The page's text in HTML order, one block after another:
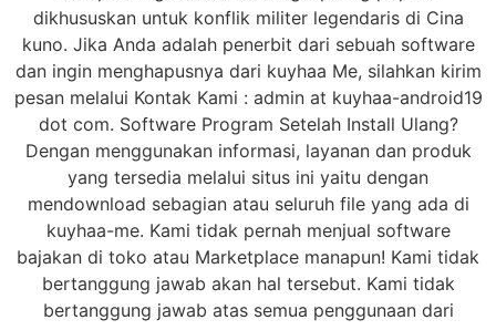
dikhususkan untuk konflik militer legendaris di Cina
kuno. Jika Anda adalah penerbit dari sebuah software
dan ingin menghapusnya dari kuyhaa Me, silahkan kirim
pesan melalui Kontak Kami : admin at kuyhaa-android19
dot com. Software Program Setelah Install Ulang?
Dengan menggunakan informasi, layanan dan produk
yang tersedia melalui situs ini yaitu dengan
mendownload sebagian atau seluruh file yang ada di
kuyhaa-me. Kami tidak pernah menjual software
bajakan di toko atau Marketplace manapun! Kami tidak
bertanggung jawab akan hal tersebut. Kami tidak
bertanggung jawab atas semua penggunaan dari